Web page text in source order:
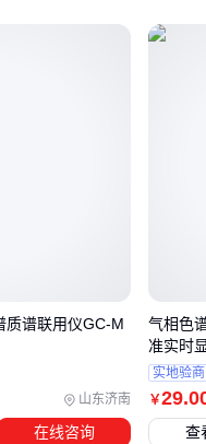
比峰值性能更重要：24
：选择串联四
例如支持≥18000amu/
染物筛查：考虑 气相色
山东济南
质谱联用仪GC-M
在线咨询
￥29
气相色
准实时
实地验商
查